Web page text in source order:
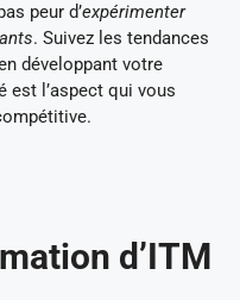
peur d’expérimenter
. Suivez les tendances
développant votre
est l’aspect qui vous
d’ITM